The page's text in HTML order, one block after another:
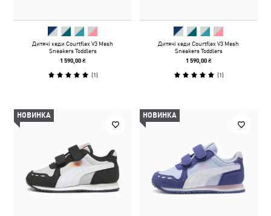
Дитячі кеди Courtflex V3 Mesh
Sneakers Toddlers
1 590,00 ₴
(1)
Дитячі кеди Courtflex V3 Mesh
Sneakers Toddlers
1 590,00 ₴
(1)
НОВИНКА НОВИНКА